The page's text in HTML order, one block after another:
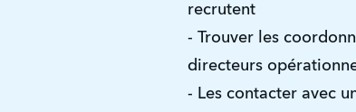
recrutent
- Trouver les
directeurs
- Les contacter avec